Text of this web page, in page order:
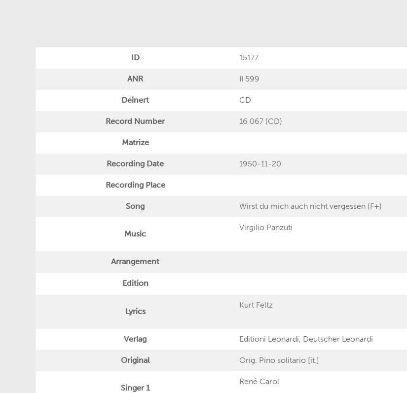
ID 15177
ANR II 599
Deinert CD
Record Number 16 067 (CD)
Matrize
Recording Date 1950-11-20
Recording Place
Song Wirst du mich auch nicht vergessen (F+)
Music
Virgilio Panzuti
Arrangement
Edition
Lyrics
Kurt Feltz
Verlag Editioni Leonardi, Deutscher Leonardi
Original Orig. Pino solitario [it.]
Singer 1
René Carol